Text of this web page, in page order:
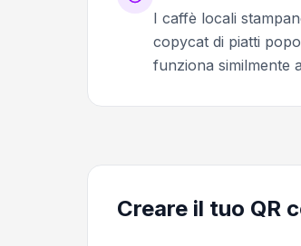
I caffè locali
copycat di piatti
funziona similmente
Creare il tuo QR